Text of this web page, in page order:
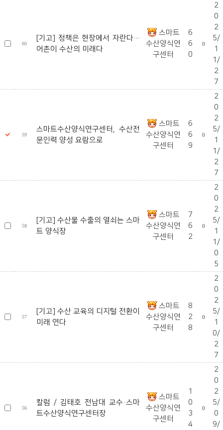
60
[기고] 정책은 현장에서 자란다…
어촌이 수산의 미래다
스마트
수산양식연
구센터
6
6
0
0
2
0
2
5/
1
1/
2
7
59
스마트수산양식연구센터, 수산전
문인력 양성 요람으로
스마트
수산양식연
구센터
6
6
9
0
2
0
2
5/
1
1/
2
7
58
[기고] 수산물 수출의 열쇠는 스마
트 양식장
스마트
수산양식연
구센터
7
6
2
0
2
0
2
5/
1
1/
0
5
57
[기고] 수산 교육의 디지털 전환이
미래 연다
스마트
수산양식연
구센터
8
2
8
0
2
0
2
5/
1
0/
2
7
56
칼럼 / 김태호 전남대 교수·스마
트수산양식연구센터장
스마트
수산양식연
구센터
1
0
3
4
0
2
0
2
5/
0
9/